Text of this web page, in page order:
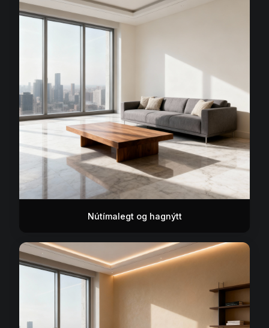
Nútímalegt og hagnýtt